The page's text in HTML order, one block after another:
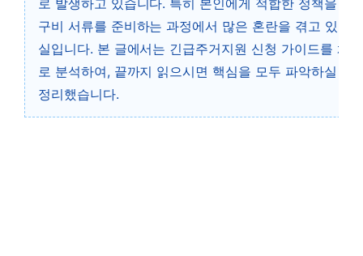
로 발생하고 있습니다. 특히 본인에게 적합한 정책을 선
구비 서류를 준비하는 과정에서 많은 혼란을 겪고 있는
실입니다. 본 글에서는 긴급주거지원 신청 가이드를 체
로 분석하여, 끝까지 읽으시면 핵심을 모두 파악하실 수
정리했습니다.